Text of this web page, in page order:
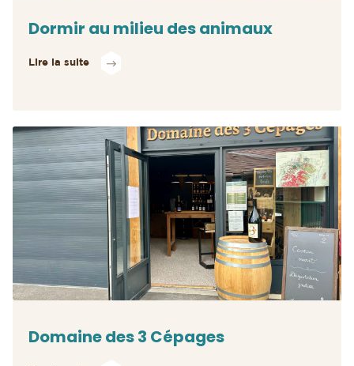
Dormir au milieu des animaux
Lire la suite
Domaine des 3 Cépages